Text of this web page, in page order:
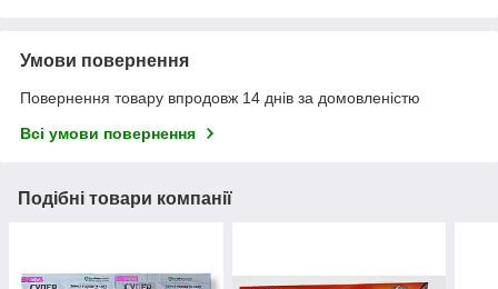
Умови повернення
Повернення товару впродовж 14 днів за домовленістю
Всі умови повернення
Подібні товари компанії